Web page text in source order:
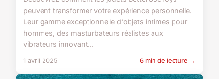
peuvent transformer votre expérience personnelle.
Leur gamme exceptionnelle d'objets intimes pour
hommes, des masturbateurs réalistes aux
vibrateurs innovant...
1 avril 2025 6 min de lecture →